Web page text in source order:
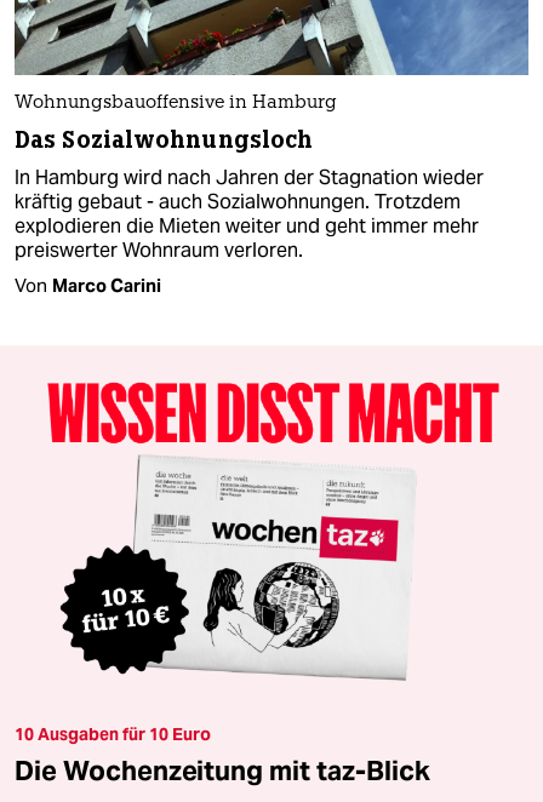
Wohnungsbauoffensive in Hamburg
Das Sozialwohnungsloch
In Hamburg wird nach Jahren der Stagnation wieder
kräftig gebaut - auch Sozialwohnungen. Trotzdem
explodieren die Mieten weiter und geht immer mehr
preiswerter Wohnraum verloren.
Von Marco Carini
10 Ausgaben für 10 Euro
Die Wochenzeitung mit taz-Blick